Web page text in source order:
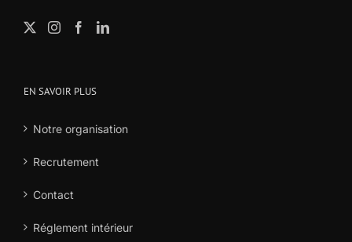
EN SAVOIR PLUS
Notre organisation
Recrutement
Contact
Réglement intérieur